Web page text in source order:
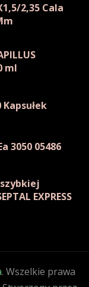
2,35 Cala
ml
3050 05486
EXPRESS
. Wszelkie prawa